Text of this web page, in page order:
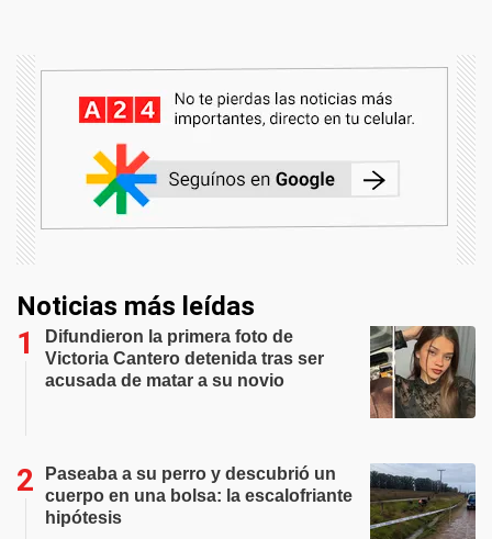
Noticias más leídas
Difundieron la primera foto de
Victoria Cantero detenida tras ser
acusada de matar a su novio
Paseaba a su perro y descubrió un
cuerpo en una bolsa: la escalofriante
hipótesis